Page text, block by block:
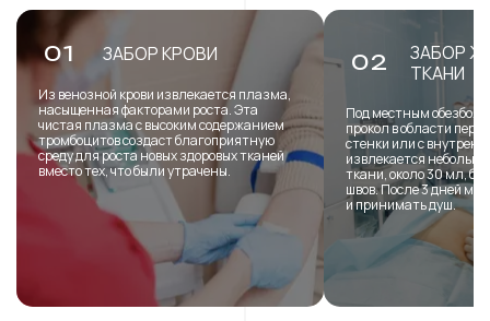
01 ЗАБОР КРОВИ
Из венозной крови извлекается плазма,
насыщенная факторами роста. Эта
чистая плазма с высоким содержанием
тромбоцитов создаст благоприятную
среду для роста новых здоровых тканей
вместо тех, что были утрачены.
02
ЗАБОР
ТКАНИ
Под местным
прокол в области
стенки или с
извлекается
ткани, около 30 мл,
швов. После 3 дней
и принимать душ.